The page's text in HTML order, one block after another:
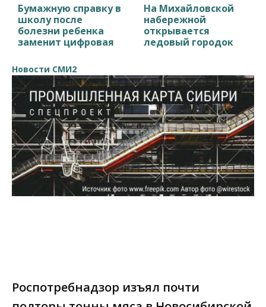
Бумажную справку в
школу после
болезни ребенка
заменит цифровая
На Михайловской
набережной
открывается
ледовый городок
Новости СМИ2
Роспотребнадзор изъял почти